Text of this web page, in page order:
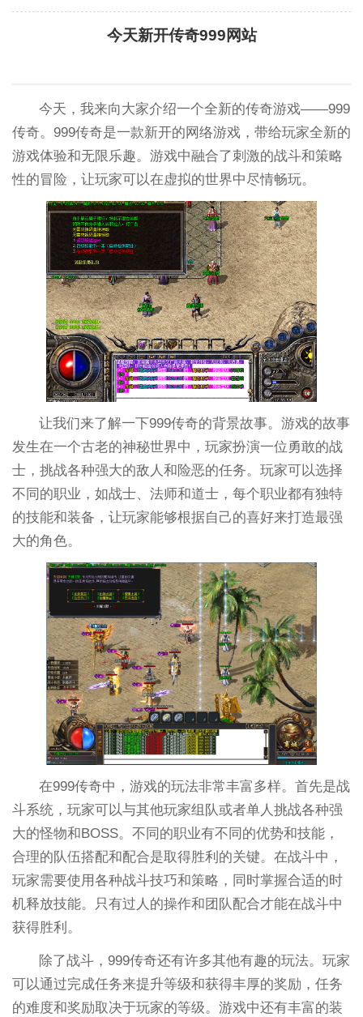
今天新开传奇999网站
今天，我来向大家介绍一个全新的传奇游戏——999
传奇。999传奇是一款新开的网络游戏，带给玩家全新的
游戏体验和无限乐趣。游戏中融合了刺激的战斗和策略
性的冒险，让玩家可以在虚拟的世界中尽情畅玩。
让我们来了解一下999传奇的背景故事。游戏的故事
发生在一个古老的神秘世界中，玩家扮演一位勇敢的战
士，挑战各种强大的敌人和险恶的任务。玩家可以选择
不同的职业，如战士、法师和道士，每个职业都有独特
的技能和装备，让玩家能够根据自己的喜好来打造最强
大的角色。
在999传奇中，游戏的玩法非常丰富多样。首先是战
斗系统，玩家可以与其他玩家组队或者单人挑战各种强
大的怪物和BOSS。不同的职业有不同的优势和技能，
合理的队伍搭配和配合是取得胜利的关键。在战斗中，
玩家需要使用各种战斗技巧和策略，同时掌握合适的时
机释放技能。只有过人的操作和团队配合才能在战斗中
获得胜利。
除了战斗，999传奇还有许多其他有趣的玩法。玩家
可以通过完成任务来提升等级和获得丰厚的奖励，任务
的难度和奖励取决于玩家的等级。游戏中还有丰富的装